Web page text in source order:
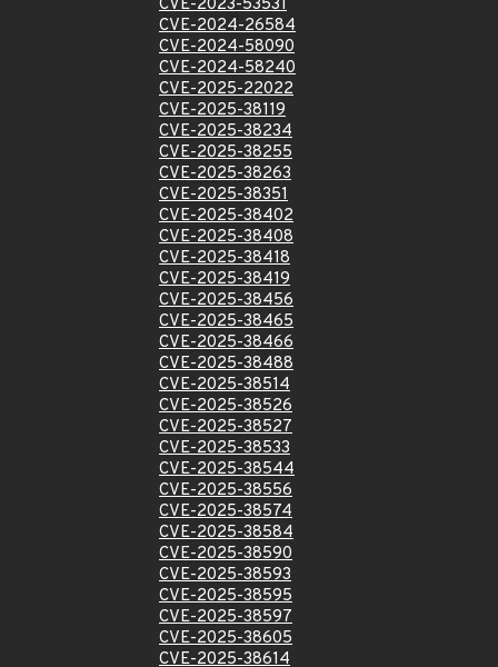
CVE-2023-53531
CVE-2024-26584
CVE-2024-58090
CVE-2024-58240
CVE-2025-22022
CVE-2025-38119
CVE-2025-38234
CVE-2025-38255
CVE-2025-38263
CVE-2025-38351
CVE-2025-38402
CVE-2025-38408
CVE-2025-38418
CVE-2025-38419
CVE-2025-38456
CVE-2025-38465
CVE-2025-38466
CVE-2025-38488
CVE-2025-38514
CVE-2025-38526
CVE-2025-38527
CVE-2025-38533
CVE-2025-38544
CVE-2025-38556
CVE-2025-38574
CVE-2025-38584
CVE-2025-38590
CVE-2025-38593
CVE-2025-38595
CVE-2025-38597
CVE-2025-38605
CVE-2025-38614